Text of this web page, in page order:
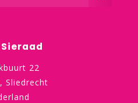
22
Sliedrecht